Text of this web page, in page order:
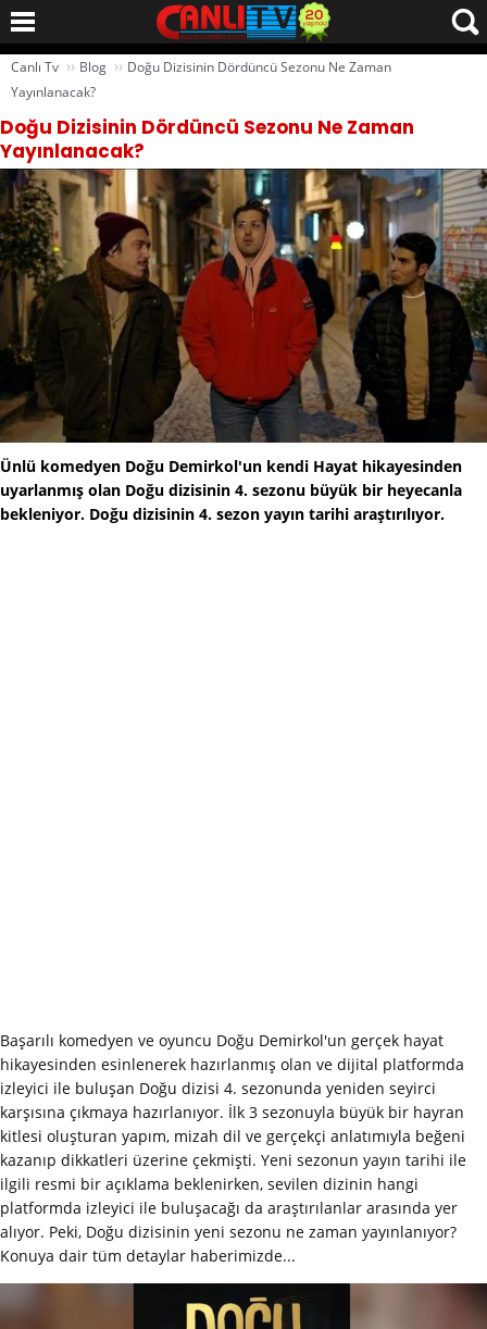
Canlı Tv ›› Blog ›› Doğu Dizisinin Dördüncü Sezonu Ne Zaman
Yayınlanacak?
Doğu Dizisinin Dördüncü Sezonu Ne Zaman
Yayınlanacak?
Ünlü komedyen Doğu Demirkol'un kendi Hayat hikayesinden
uyarlanmış olan Doğu dizisinin 4. sezonu büyük bir heyecanla
bekleniyor. Doğu dizisinin 4. sezon yayın tarihi araştırılıyor.
Başarılı komedyen ve oyuncu Doğu Demirkol'un gerçek hayat
hikayesinden esinlenerek hazırlanmış olan ve dijital platformda
izleyici ile buluşan Doğu dizisi 4. sezonunda yeniden seyirci
karşısına çıkmaya hazırlanıyor. İlk 3 sezonuyla büyük bir hayran
kitlesi oluşturan yapım, mizah dil ve gerçekçi anlatımıyla beğeni
kazanıp dikkatleri üzerine çekmişti. Yeni sezonun yayın tarihi ile
ilgili resmi bir açıklama beklenirken, sevilen dizinin hangi
platformda izleyici ile buluşacağı da araştırılanlar arasında yer
alıyor. Peki, Doğu dizisinin yeni sezonu ne zaman yayınlanıyor?
Konuya dair tüm detaylar haberimizde...